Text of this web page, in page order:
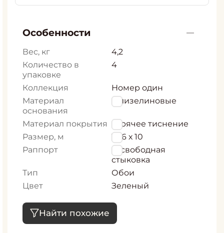
Особенности
Вес, кг
4,2
Количество в
упаковке
4
Коллекция
Номер один
Материал
основания
Флизелиновые
Материал покрытия горячее тиснение
Размер, м
1,06 х 10
Раппорт
0, свободная
стыковка
Тип
Обои
Цвет
Зеленый
Найти похожие